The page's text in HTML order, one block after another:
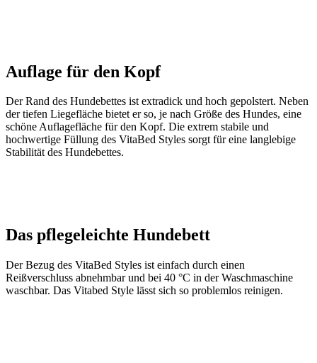
Auflage für den Kopf
Der Rand des Hundebettes ist extradick und hoch gepolstert. Neben
der tiefen Liegefläche bietet er so, je nach Größe des Hundes, eine
schöne Auflagefläche für den Kopf. Die extrem stabile und
hochwertige Füllung des VitaBed Styles sorgt für eine langlebige
Stabilität des Hundebettes.
Das pflegeleichte Hundebett
Der Bezug des VitaBed Styles ist einfach durch einen
Reißverschluss abnehmbar und bei 40 °C in der Waschmaschine
waschbar. Das Vitabed Style lässt sich so problemlos reinigen.